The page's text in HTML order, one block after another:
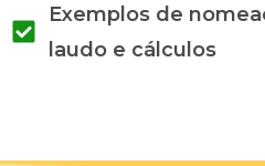
Exemplos de
laudo e cálculos